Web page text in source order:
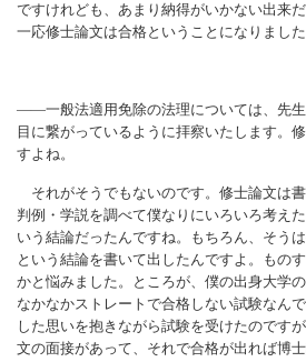
ですけれども、あまり納得がいかない出来
一応修士論文は合格ということになりました
――一般法適用免除の法理については、先
目に繋がっているように拝察いたします。
すよね。
それがそうでもないのです。修士論文は
判例・学説を調べて僕なりにいろいろ考え
いう結論だったんですね。もちろん、そう
という結論を書いて出したんですよ。もの
かと悩みました。ところが、僕の出身大学
なかなかストレートで合格しない試験なん
した思いを抱きながら試験を受けたのです
文の面接があって、それで合格が出れば博